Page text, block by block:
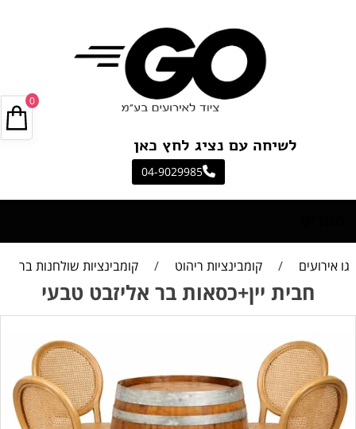
לשיחה עם נציג לחץ כאן
04-9029985
גו אירועים / קומבינציות ריהוט / קומבינציות שולחנות בר
חבית יין+כסאות בר אליזבט טבעי
0